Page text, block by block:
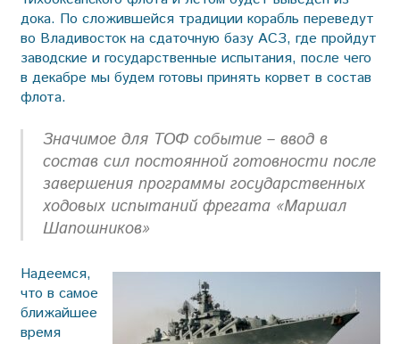
дока. По сложившейся традиции корабль переведут
во Владивосток на сдаточную базу АСЗ, где пройдут
заводские и государственные испытания, после чего
в декабре мы будем готовы принять корвет в состав
флота.
Значимое для ТОФ событие – ввод в
состав сил постоянной готовности после
завершения программы государственных
ходовых испытаний фрегата «Маршал
Шапошников»
Надеемся,
что в самое
ближайшее
время